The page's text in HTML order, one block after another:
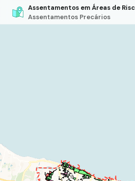
Assentamentos em Áreas de
Assentamentos Precários